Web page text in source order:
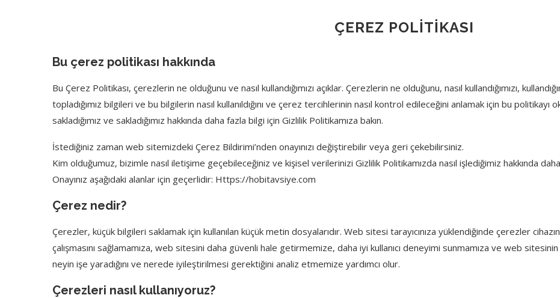
ÇEREZ POLITIKASI
Bu çerez politikası hakkında
Bu Çerez Politikası, çerezlerin ne olduğunu ve nasıl kullandığımızı açıklar. Çerezlerin ne olduğunu, nasıl kullandığımızı,
topladığımız bilgileri ve bu bilgilerin nasıl kullanıldığını ve çerez tercihlerinin nasıl kontrol edileceğini anlamak için bu politikayı
sakladığımız ve sakladığımız hakkında daha fazla bilgi için Gizlilik Politikamıza bakın.
İstediğiniz zaman web sitemizdeki Çerez Bildirimi’nden onayınızı değiştirebilir veya geri çekebilirsiniz.
Kim olduğumuz, bizimle nasıl iletişime geçebileceğiniz ve kişisel verilerinizi Gizlilik Politikamızda nasıl işlediğimiz hakkında
Onayınız aşağıdaki alanlar için geçerlidir: Https://hobitavsiye.com
Çerez nedir?
Çerezler, küçük bilgileri saklamak için kullanılan küçük metin dosyalarıdır. Web sitesi tarayıcınıza yüklendiğinde çerezler
çalışmasını sağlamamıza, web sitesini daha güvenli hale getirmemize, daha iyi kullanıcı deneyimi sunmamıza ve web
neyin işe yaradığını ve nerede iyileştirilmesi gerektiğini analiz etmemize yardımcı olur.
Çerezleri nasıl kullanıyoruz?